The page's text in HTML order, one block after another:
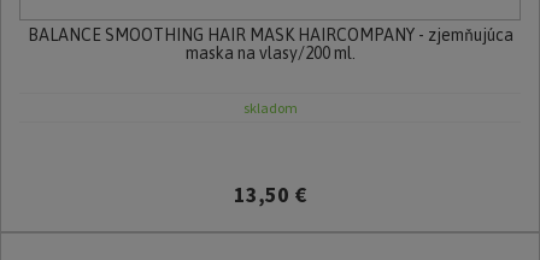
BALANCE SMOOTHING HAIR MASK HAIRCOMPANY - zjemňujúca
maska na vlasy/200 ml.
skladom
13,50 €